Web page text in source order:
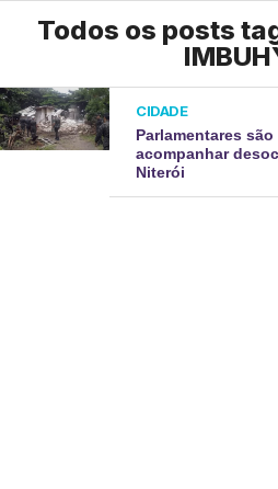
Todos os posts
CIDADE
Parlamentares
acompanhar
Niterói